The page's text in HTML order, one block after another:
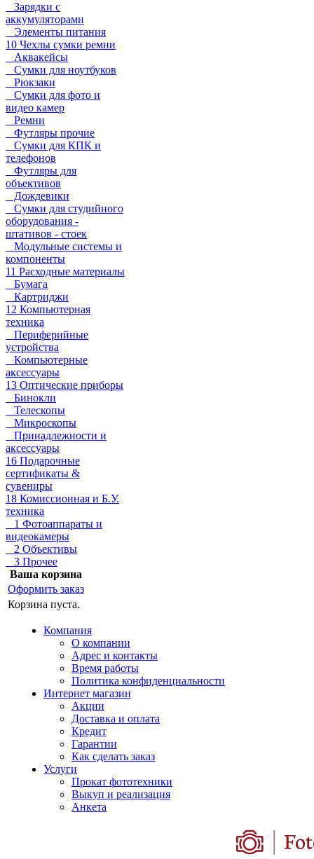
Зарядки с
аккумуляторами
Элементы питания
10 Чехлы сумки ремни
Аквакейсы
Сумки для ноутбуков
Рюкзаки
Сумки для фото и
видео камер
Ремни
Футляры прочие
Сумки для КПК и
телефонов
Футляры для
объективов
Дождевики
Сумки для студийного
оборудования -
штативов - стоек
Модульные системы и
компоненты
11 Расходные материалы
Бумага
Картриджи
12 Компьютерная
техника
Периферийные
устройства
Компьютерные
аксессуары
13 Оптические приборы
Бинокли
Телескопы
Микроскопы
Принадлежности и
аксессуары
16 Подарочные
сертификаты &
сувениры
18 Комиссионная и Б.У.
техника
1 Фотоаппараты и
видеокамеры
2 Объективы
3 Прочее
Ваша корзина
Оформить заказ
Корзина пуста.
Компания
О компании
Адрес и контакты
Время работы
Политика конфиденциальности
Интернет магазин
Акции
Доставка и оплата
Кредит
Гарантии
Как сделать заказ
Услуги
Прокат фототехники
Выкуп и реализация
Анкета